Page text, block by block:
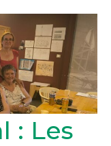
: Les